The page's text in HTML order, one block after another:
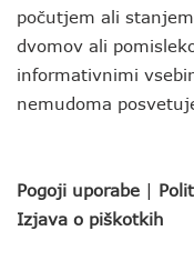
počutjem ali
dvomov ali
informativnimi
nemudoma
Pogoji uporabe |
Izjava o piškotkih